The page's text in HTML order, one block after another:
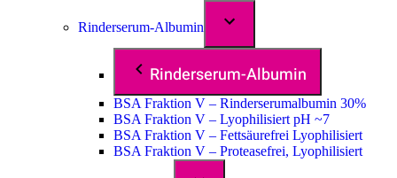
Rinderserum-Albumin
Rinderserum-Albumin
BSA Fraktion V – Rinderserumalbumin 30%
BSA Fraktion V – Lyophilisiert pH ~7
BSA Fraktion V – Fettsäurefrei Lyophilisiert
BSA Fraktion V – Proteasefrei, Lyophilisiert